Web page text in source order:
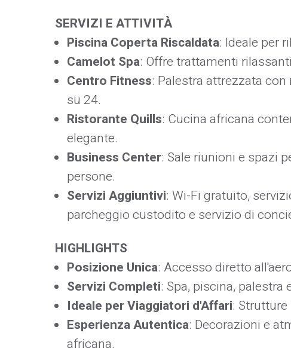
SERVIZI E ATTIVITÀ
Piscina Coperta Riscaldata: Ideale per
Camelot Spa: Offre trattamenti
Centro Fitness: Palestra attrezzata
su 24.​
Ristorante Quills: Cucina africana
elegante.​
Business Center: Sale riunioni e spazi
persone.​
Servizi Aggiuntivi: Wi-Fi gratuito,
parcheggio custodito e servizio di
HIGHLIGHTS
Posizione Unica: Accesso diretto
Servizi Completi: Spa, piscina,
Ideale per Viaggiatori d'Affari:
Esperienza Autentica: Decorazioni e
africana.